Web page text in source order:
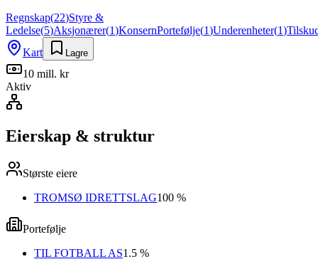
Regnskap(22)Styre &
Ledelse(5)Aksjonærer(1)KonsernPortefølje(1)Underenheter(1)
Kart
Lagre
10 mill. kr
Aktiv
Eierskap & struktur
Største eiere
TROMSØ IDRETTSLAG100 %
Portefølje
TIL FOTBALL AS1.5 %